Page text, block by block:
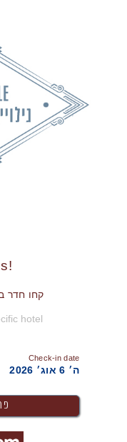
!Dormez Vous
קחו חדר
Check-in date
ה׳ 6 אוג׳ 2026